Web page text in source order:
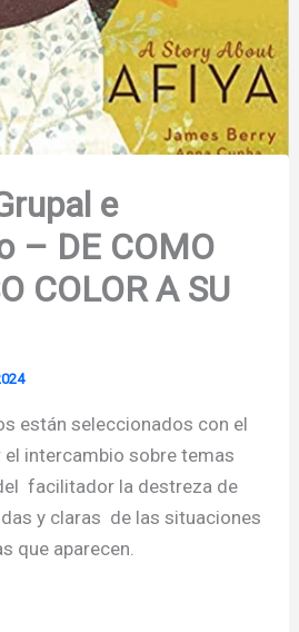
e
– DE COMO
COLOR A SU
están seleccionados con el
intercambio sobre temas
facilitador la destreza de
y claras de las situaciones
que aparecen.